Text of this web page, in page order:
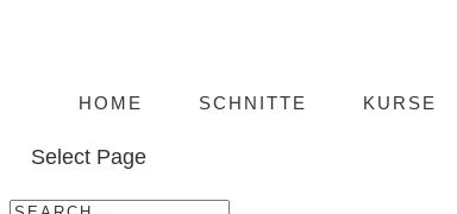
HOME SCHNITTE KURSE
Select Page